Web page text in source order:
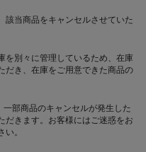
当商品をキャンセルさせていた
別々に管理しているため、在庫
だき、在庫をご用意できた商品の
部商品のキャンセルが発生した
だきます。お客様にはご迷惑をお
。